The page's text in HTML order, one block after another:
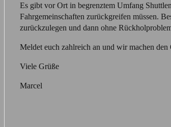
Es gibt vor Ort in begrenztem Umfang
Fahrgemeinschaften zurückgreifen müssen.
zurückzulegen und dann ohne
Meldet euch zahlreich an und wir machen
Viele Grüße
Marcel